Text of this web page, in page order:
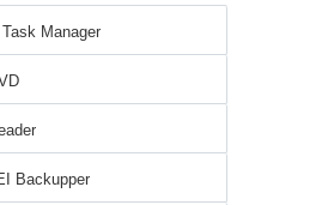
Manager
Backupper